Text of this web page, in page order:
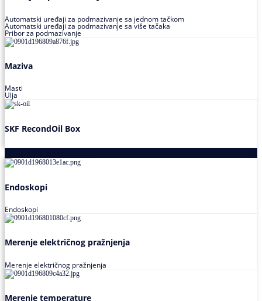
Automatski uređaji za podmazivanje sa jednom tačkom
Automatski uređaji za podmazivanje sa više tačaka
Pribor za podmazivanje
Maziva
Masti
Ulja
SKF RecondOil Box
Endoskopi
Endoskopi
Merenje električnog pražnjenja
Merenje električnog pražnjenja
Merenje temperature